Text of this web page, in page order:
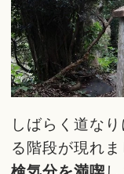
しばらく道な
る階段が現れ